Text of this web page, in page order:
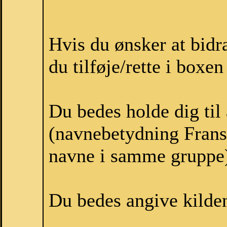
Hvis du ønsker at
du tilføje/rette i boxen
Du bedes holde dig
(navnebetydning
navne i samme
Du bedes angive